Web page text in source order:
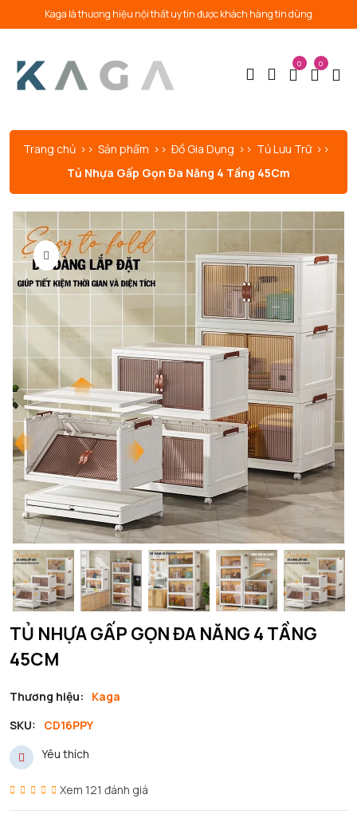
Kaga là thương hiệu nội thất uy tín được khách hàng tin dùng
0 0
Trang chủ Sản phẩm Đồ Gia Dụng
Tủ Lưu Trữ
Tủ Nhựa Gấp Gọn Đa Năng 4 Tầng 45Cm
TỦ NHỰA GẤP GỌN ĐA NĂNG 4 TẦNG
45CM
Thương hiệu:
Kaga
SKU:
CD16PPY
Yêu thích
Xem 121 đánh giá